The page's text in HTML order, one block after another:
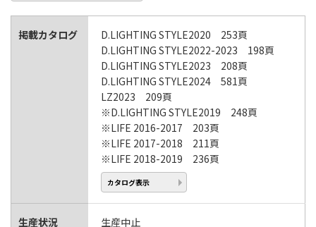
掲載カタログ
D.LIGHTING STYLE2020 253頁
D.LIGHTING STYLE2022-2023 198頁
D.LIGHTING STYLE2023 208頁
D.LIGHTING STYLE2024 581頁
LZ2023 209頁
※D.LIGHTING STYLE2019 248頁
※LIFE 2016-2017 203頁
※LIFE 2017-2018 211頁
※LIFE 2018-2019 236頁
カタログ表示
生産状況 生産中止